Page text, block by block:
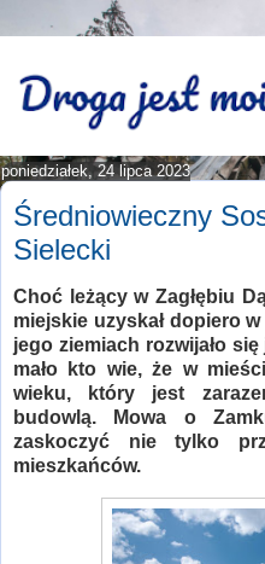
poniedziałek, 24 lipca 2023
Średniowieczny
Sielecki
Choć leżący w Zagłębiu
miejskie uzyskał dopiero
jego ziemiach rozwijało
mało kto wie, że w
wieku, który jest
budowlą. Mowa o
zaskoczyć nie tylko
mieszkańców.